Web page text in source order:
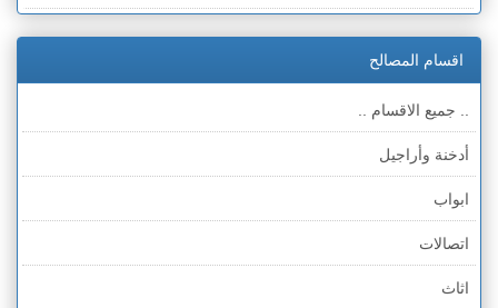
الضفة » رام الله والبيره
الضفة » أريحا
الضفة » الخليل
الضفة » بيت لحم
قطاع غزة
الخط الأخضر » حيفا
اقسام المصالح
.. جميع الاقسام ..
أدخنة وأراجيل
ابواب
اتصالات
اثاث